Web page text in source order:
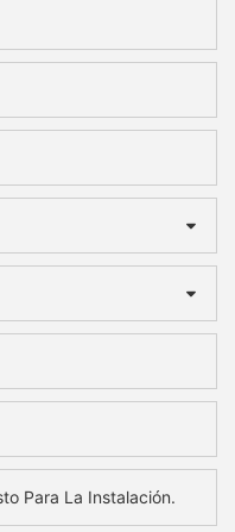
Para La Instalación.